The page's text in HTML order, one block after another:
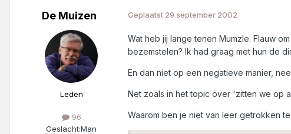
De Muizen
Leden
96
Geslacht:Man
Geplaatst 29 september 2002
Wat heb jij lange tenen Mumzle. Flauw
bezemstelen? Ik had graag met hun de
En dan niet op een negatieve manier,
Net zoals in het topic over 'zitten we op
Waarom ben je niet van leer getrokken